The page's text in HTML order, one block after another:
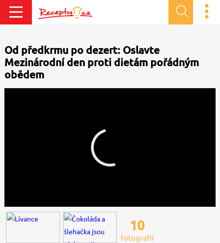
Od předkrmu po dezert: Oslavte
Mezinárodní den proti dietám pořádným
obědem
10
fotografií